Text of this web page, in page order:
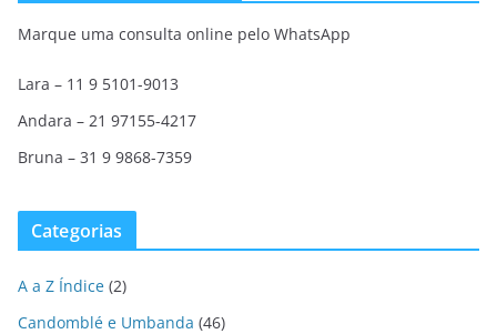
Marque uma consulta online pelo WhatsApp
Lara – 11 9 5101-9013
Andara – 21 97155-4217
Bruna – 31 9 9868-7359
Categorias
A a Z Índice (2)
Candomblé e Umbanda (46)